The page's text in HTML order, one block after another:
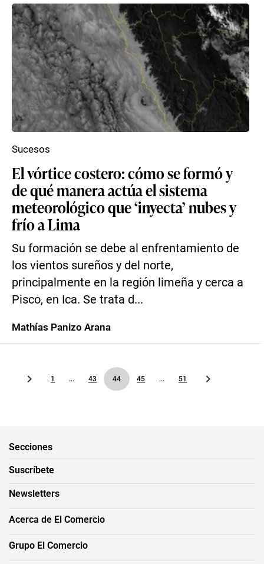
El vórtice costero: cómo se formó y
de qué manera actúa el sistema
meteorológico que ‘inyecta’ nubes y
frío a Lima
Su formación se debe al enfrentamiento de
los vientos sureños y del norte,
principalmente en la región limeña y cerca a
Pisco, en Ica. Se trata d...
Sucesos
Mathías Panizo Arana
1 ... 43 44 45 ... 51
Secciones
Suscríbete
Newsletters
Acerca de El Comercio
Grupo El Comercio